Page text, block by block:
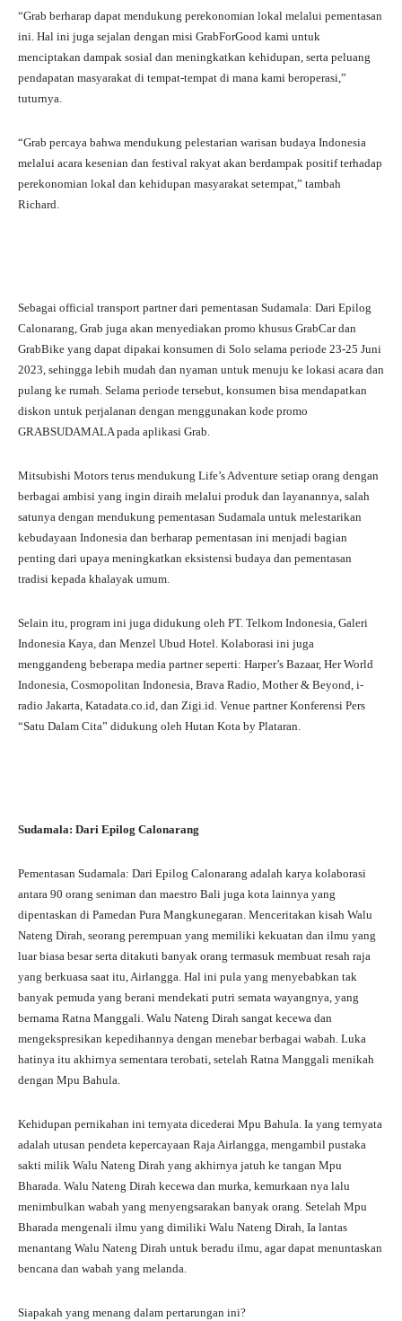
“Grab berharap dapat mendukung perekonomian lokal melalui pementasan
ini. Hal ini juga sejalan dengan misi GrabForGood kami untuk
menciptakan dampak sosial dan meningkatkan kehidupan, serta peluang
pendapatan masyarakat di tempat-tempat di mana kami beroperasi,”
tuturnya.
“Grab percaya bahwa mendukung pelestarian warisan budaya Indonesia
melalui acara kesenian dan festival rakyat akan berdampak positif terhadap
perekonomian lokal dan kehidupan masyarakat setempat,” tambah
Richard.
Sebagai official transport partner dari pementasan Sudamala: Dari Epilog
Calonarang, Grab juga akan menyediakan promo khusus GrabCar dan
GrabBike yang dapat dipakai konsumen di Solo selama periode 23-25 Juni
2023, sehingga lebih mudah dan nyaman untuk menuju ke lokasi acara dan
pulang ke rumah. Selama periode tersebut, konsumen bisa mendapatkan
diskon untuk perjalanan dengan menggunakan kode promo
GRABSUDAMALA pada aplikasi Grab.
Mitsubishi Motors terus mendukung Life’s Adventure setiap orang dengan
berbagai ambisi yang ingin diraih melalui produk dan layanannya, salah
satunya dengan mendukung pementasan Sudamala untuk melestarikan
kebudayaan Indonesia dan berharap pementasan ini menjadi bagian
penting dari upaya meningkatkan eksistensi budaya dan pementasan
tradisi kepada khalayak umum.
Selain itu, program ini juga didukung oleh PT. Telkom Indonesia, Galeri
Indonesia Kaya, dan Menzel Ubud Hotel. Kolaborasi ini juga
menggandeng beberapa media partner seperti: Harper’s Bazaar, Her World
Indonesia, Cosmopolitan Indonesia, Brava Radio, Mother & Beyond, i-
radio Jakarta, Katadata.co.id, dan Zigi.id. Venue partner Konferensi Pers
“Satu Dalam Cita” didukung oleh Hutan Kota by Plataran.
Sudamala: Dari Epilog Calonarang
Pementasan Sudamala: Dari Epilog Calonarang adalah karya kolaborasi
antara 90 orang seniman dan maestro Bali juga kota lainnya yang
dipentaskan di Pamedan Pura Mangkunegaran. Menceritakan kisah Walu
Nateng Dirah, seorang perempuan yang memiliki kekuatan dan ilmu yang
luar biasa besar serta ditakuti banyak orang termasuk membuat resah raja
yang berkuasa saat itu, Airlangga. Hal ini pula yang menyebabkan tak
banyak pemuda yang berani mendekati putri semata wayangnya, yang
bernama Ratna Manggali. Walu Nateng Dirah sangat kecewa dan
mengekspresikan kepedihannya dengan menebar berbagai wabah. Luka
hatinya itu akhirnya sementara terobati, setelah Ratna Manggali menikah
dengan Mpu Bahula.
Kehidupan pernikahan ini ternyata dicederai Mpu Bahula. Ia yang ternyata
adalah utusan pendeta kepercayaan Raja Airlangga, mengambil pustaka
sakti milik Walu Nateng Dirah yang akhirnya jatuh ke tangan Mpu
Bharada. Walu Nateng Dirah kecewa dan murka, kemurkaan nya lalu
menimbulkan wabah yang menyengsarakan banyak orang. Setelah Mpu
Bharada mengenali ilmu yang dimiliki Walu Nateng Dirah, Ia lantas
menantang Walu Nateng Dirah untuk beradu ilmu, agar dapat menuntaskan
bencana dan wabah yang melanda.
Siapakah yang menang dalam pertarungan ini?